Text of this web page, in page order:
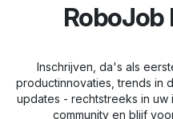
RoboJob
Inschrijven, da's als
productinnovaties, trends in
updates - rechtstreeks in
community en blijf